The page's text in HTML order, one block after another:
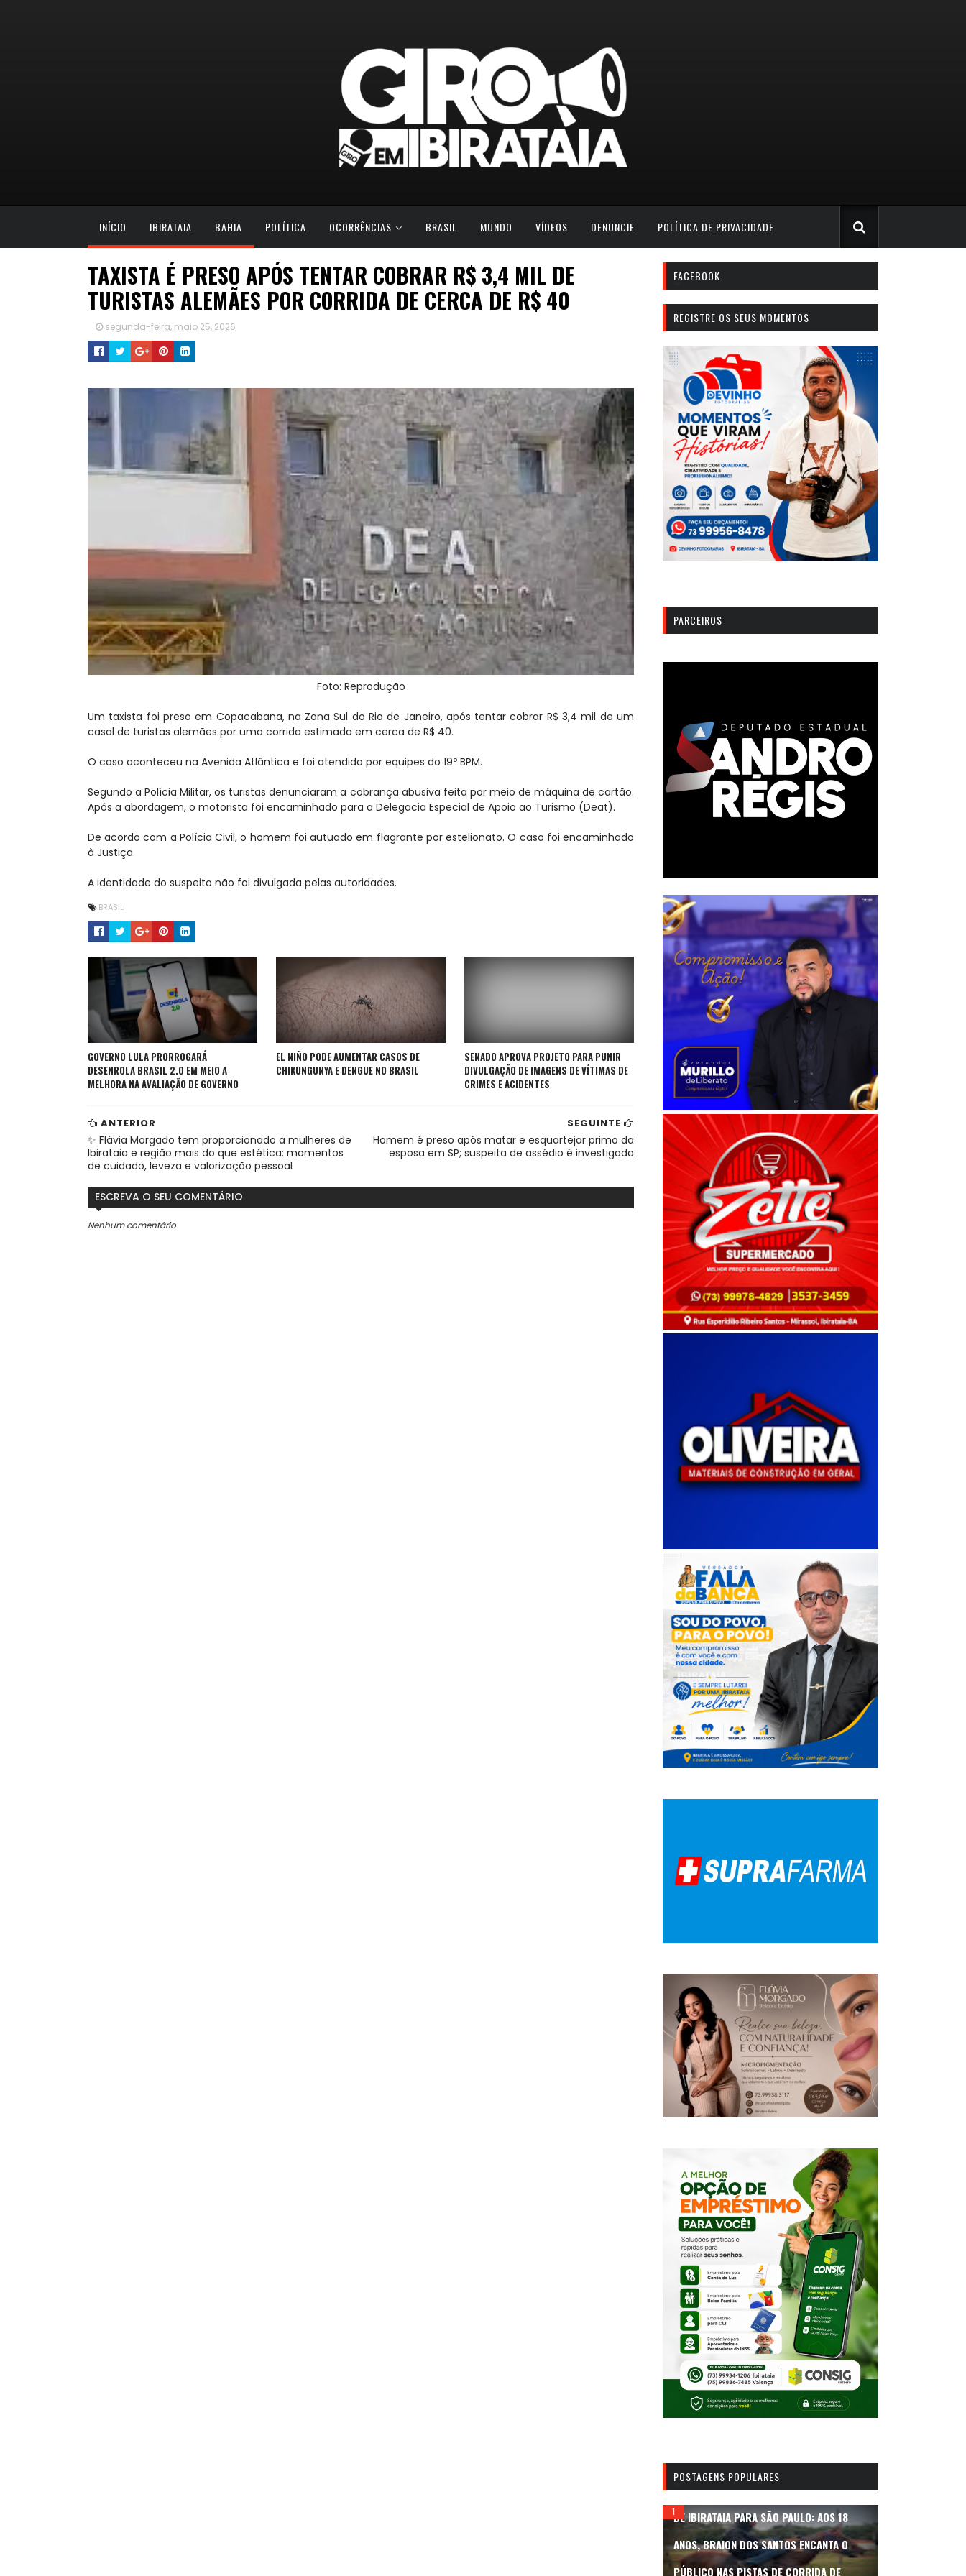
INÍCIO IBIRATAIA BAHIA POLÍTICA OCORRÊNCIAS BRASIL MUNDO VÍDEOS DENUNCIE POLÍTICA DE PRIVACIDADE
TAXISTA É PRESO APÓS TENTAR COBRAR R$ 3,4 MIL DE
TURISTAS ALEMÃES POR CORRIDA DE CERCA DE R$ 40
segunda-feira, maio 25, 2026
Foto: Reprodução
Um taxista foi preso em Copacabana, na Zona Sul do Rio de Janeiro, após tentar cobrar R$ 3,4 mil de um
casal de turistas alemães por uma corrida estimada em cerca de R$ 40.
O caso aconteceu na Avenida Atlântica e foi atendido por equipes do 19º BPM.
Segundo a Polícia Militar, os turistas denunciaram a cobrança abusiva feita por meio de máquina de cartão.
Após a abordagem, o motorista foi encaminhado para a Delegacia Especial de Apoio ao Turismo (Deat).
De acordo com a Polícia Civil, o homem foi autuado em flagrante por estelionato. O caso foi encaminhado
à Justiça.
A identidade do suspeito não foi divulgada pelas autoridades.
BRASIL
GOVERNO LULA PRORROGARÁ
DESENROLA BRASIL 2.0 EM MEIO A
MELHORA NA AVALIAÇÃO DE GOVERNO
EL NIÑO PODE AUMENTAR CASOS DE
CHIKUNGUNYA E DENGUE NO BRASIL
SENADO APROVA PROJETO PARA PUNIR
DIVULGAÇÃO DE IMAGENS DE VÍTIMAS DE
CRIMES E ACIDENTES
SEGUINTE
Homem é preso após matar e esquartejar primo da
esposa em SP; suspeita de assédio é investigada
ANTERIOR
✨ Flávia Morgado tem proporcionado a mulheres de
Ibirataia e região mais do que estética: momentos
de cuidado, leveza e valorização pessoal
ESCREVA O SEU COMENTÁRIO
Nenhum comentário
FACEBOOK
REGISTRE OS SEUS MOMENTOS
PARCEIROS
POSTAGENS POPULARES
DE IBIRATAIA PARA SÃO PAULO: AOS 18
ANOS, BRAION DOS SANTOS ENCANTA O
PÚBLICO NAS PISTAS DE CORRIDA DE